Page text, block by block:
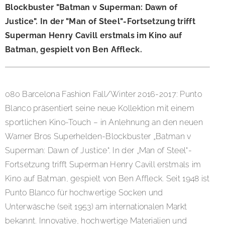
Blockbuster "Batman v Superman: Dawn of
Justice". In der "Man of Steel"-Fortsetzung trifft
Superman Henry Cavill erstmals im Kino auf
Batman, gespielt von Ben Affleck.
080 Barcelona Fashion Fall/Winter 2016-2017: Punto
Blanco präsentiert seine neue Kollektion mit einem
sportlichen Kino-Touch – in Anlehnung an den neuen
Warner Bros Superhelden-Blockbuster „Batman v
Superman: Dawn of Justice“. In der „Man of Steel“-
Fortsetzung trifft Superman Henry Cavill erstmals im
Kino auf Batman, gespielt von Ben Affleck. Seit 1948 ist
Punto Blanco für hochwertige Socken und
Unterwäsche (seit 1953) am internationalen Markt
bekannt. Innovative, hochwertige Materialien und